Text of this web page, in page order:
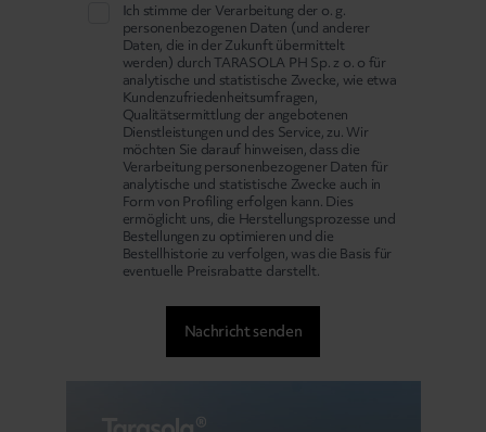
Ich stimme der Verarbeitung der o. g.
personenbezogenen Daten (und anderer
Daten, die in der Zukunft übermittelt
werden) durch TARASOLA PH Sp. z o. o für
analytische und statistische Zwecke, wie etwa
Kundenzufriedenheitsumfragen,
Qualitätsermittlung der angebotenen
Dienstleistungen und des Service, zu. Wir
möchten Sie darauf hinweisen, dass die
Verarbeitung personenbezogener Daten für
analytische und statistische Zwecke auch in
Form von Profiling erfolgen kann. Dies
ermöglicht uns, die Herstellungsprozesse und
Bestellungen zu optimieren und die
Bestellhistorie zu verfolgen, was die Basis für
eventuelle Preisrabatte darstellt.